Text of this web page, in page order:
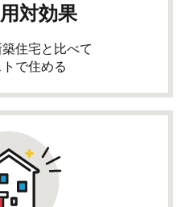
対効果
住宅と比べて
で住める